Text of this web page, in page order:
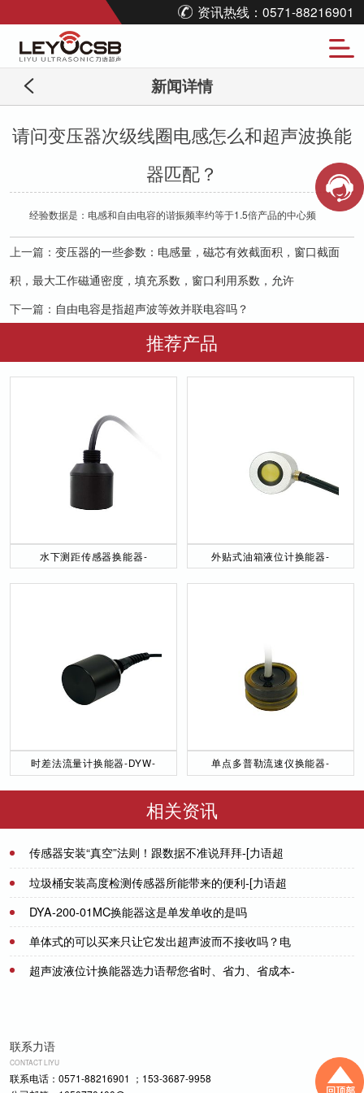
资讯热线：0571-88216901
新闻详情
请问变压器次级线圈电感怎么和超声波换能
器匹配？
经验数据是：电感和自由电容的谐振频率约等于1.5倍产品的中心频
上一篇： 变压器的一些参数：电感量，磁芯有效截面积，窗口截面
积，最大工作磁通密度，填充系数，窗口利用系数，允许
下一篇： 自由电容是指超声波等效并联电容吗？
推荐产品
水下测距传感器换能器-
外贴式油箱液位计换能器-
时差法流量计换能器-DYW-
单点多普勒流速仪换能器-
相关资讯
传感器安装“真空”法则！跟数据不准说拜拜-[力语超
声]
垃圾桶安装高度检测传感器所能带来的便利-[力语超
声]
DYA-200-01MC换能器这是单发单收的是吗
单体式的可以买来只让它发出超声波而不接收吗？电
路上不接某些部位？
超声波液位计换能器选力语帮您省时、省力、省成本-
联系力语
CONTACT LIYU
联系电话：0571-88216901 ；153-3687-9958